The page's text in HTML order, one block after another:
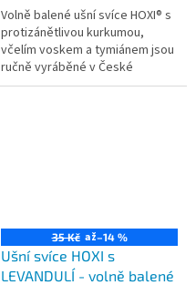
Volně balené ušní svíce HOXI® s
protizánětlivou kurkumou,
včelím voskem a tymiánem jsou
ručně vyráběné v České
republice z kvalitních materiálů.
35 Kč až–14 %
Ušní svíce HOXI s
LEVANDULÍ - volně balené